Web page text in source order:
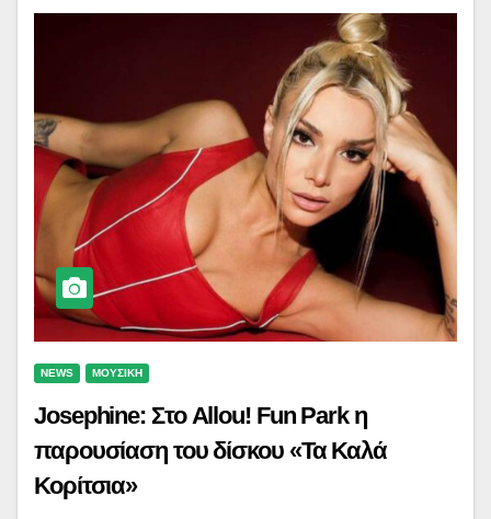
NEWS ΜΟΥΣΙΚΗ
Josephine: Στο Allou! Fun Park η
παρουσίαση του δίσκου «Τα Καλά
Κορίτσια»